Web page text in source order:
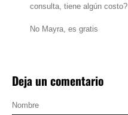
consulta, tiene algún costo?
No Mayra, es gratis
Deja un comentario
Nombre